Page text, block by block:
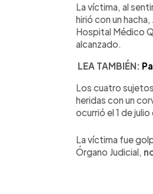
La víctima, al
hirió con un
Hospital Médico
alcanzado.
LEA TAMBIÉN:
Los cuatro
heridas con un
ocurrió el 1 de julio
La víctima fue
Órgano Judicial,